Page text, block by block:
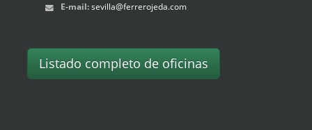
E-mail:sevilla@ferrerojeda.com
Listado completo de oficinas